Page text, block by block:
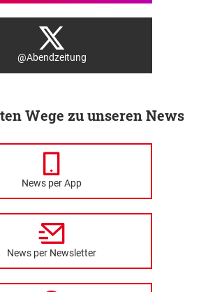
@Abendzeitung
Wege zu unseren News
News per App
News per Newsletter